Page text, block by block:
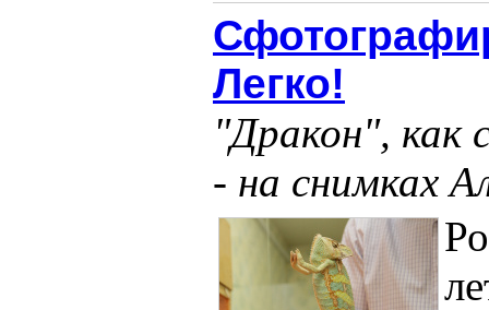
Легко!
"Дракон", как
- на снимках